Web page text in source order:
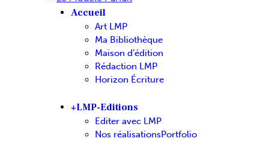
Accueil
Art LMP
Ma Bibliothèque
Maison d’édition
Rédaction LMP
Horizon Écriture
+LMP-Editions
Editer avec LMP
Nos réalisations Portfolio